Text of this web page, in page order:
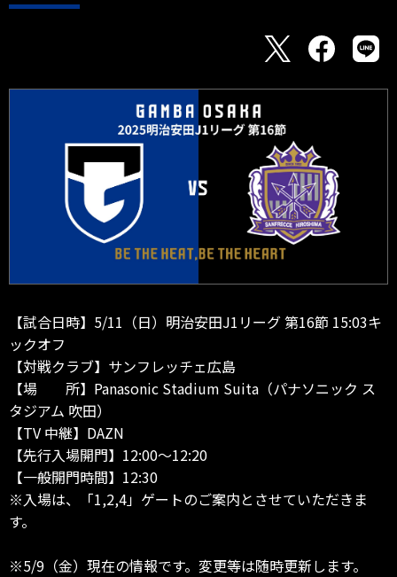
【試合日時】5/11（日）明治安田J1リーグ 第16節 15:03キ
ックオフ
【対戦クラブ】サンフレッチェ広島
【場 所】Panasonic Stadium Suita（パナソニック ス
タジアム 吹田）
【TV 中継】DAZN
【先行入場開門】12:00～12:20
【一般開門時間】12:30
※入場は、「1,2,4」ゲートのご案内とさせていただきま
す。
※5/9（金）現在の情報です。変更等は随時更新します。